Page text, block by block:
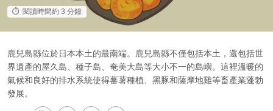
閱讀時間約 3 分鐘
鹿兒島縣位於日本本土的最南端。鹿兒島縣不僅包括本土，還包括世
界遺產的屋久島、種子島、奄美大島等大小不一的島嶼。這裡溫暖的
氣候和良好的排水系統使得蕃薯種植、黑豚和薩摩地雞等畜產業蓬勃
發展。